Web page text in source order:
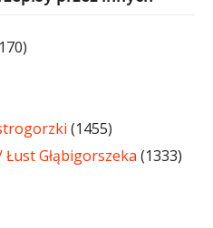
(1455)
Głąbigorszeka (1333)